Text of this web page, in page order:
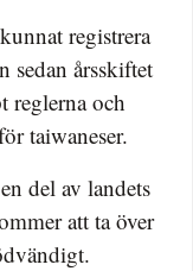
registrera
sedan årsskiftet
reglerna och
taiwaneser.
del av landets
att ta över